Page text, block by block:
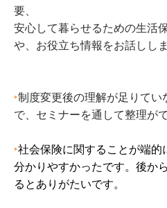
要、
安心して暮らせるための生活
や、お役立ち情報をお話ししま
‣制度変更後の理解が足りて
で、セミナーを通して整理が
‣社会保険に関することが端
分かりやすかったです。後か
るとありがたいです。